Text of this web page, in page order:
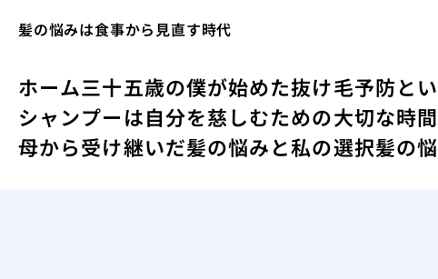
髪の悩みは食事から見直す時代
ホーム三十五歳の僕が始めた抜け毛予防と
シャンプーは自分を慈しむための大切な時間
母から受け継いだ髪の悩みと私の選択髪の